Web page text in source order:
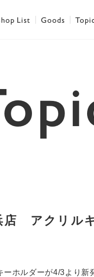
List Goods
店 アクリル
ーホルダーが4/3より新